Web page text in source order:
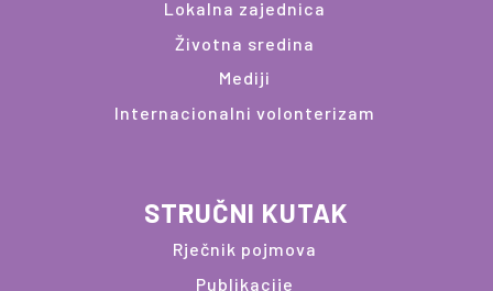
Lokalna zajednica
Životna sredina
Mediji
Internacionalni volonterizam
STRUČNI KUTAK
Rječnik pojmova
Publikacije